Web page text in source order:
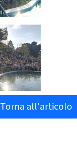
Torna all'articolo